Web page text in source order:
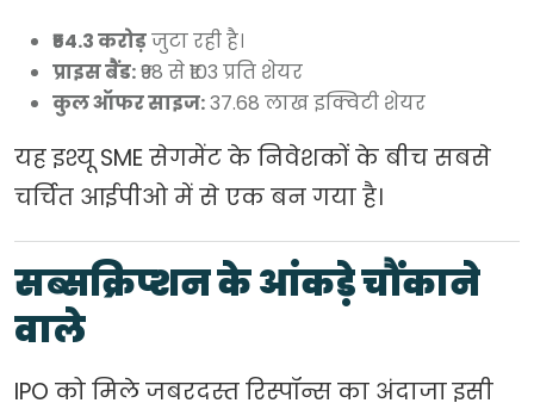
₹54.3 करोड़जुटा रही है।
प्राइस बैंड:₹98 से ₹103 प्रति शेयर
कुल ऑफर साइज:37.68 लाख इक्विटी शेयर
यह इश्यू SME सेगमेंट के निवेशकों के बीच सबसे
चर्चित आईपीओ में से एक बन गया है।
सब्सक्रिप्शन के आंकड़े चौंकाने
वाले
IPO को मिले जबरदस्त रिस्पॉन्स का अंदाजा इसी